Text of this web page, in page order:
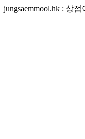
jungsaemmool.hk : 상